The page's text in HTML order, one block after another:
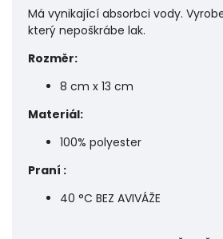
Má vynikající absorbci vody.
který nepoškrábe lak.
Rozměr:
8 cm x 13 cm
Materiál:
100% polyester
Praní :
40 °C BEZ AVIVÁŽE